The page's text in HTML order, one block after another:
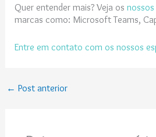
Quer entender mais? Veja os
marcas como: Microsoft Teams,
Entre em contato com os nossos
← Post anterior